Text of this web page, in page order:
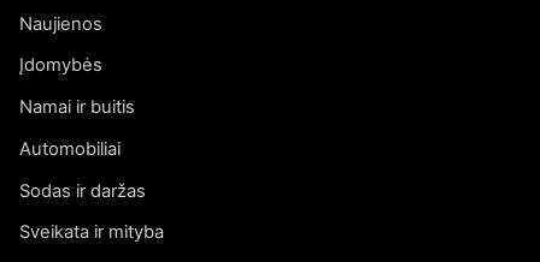
Naujienos
Įdomybės
Namai ir buitis
Automobiliai
Sodas ir daržas
Sveikata ir mityba